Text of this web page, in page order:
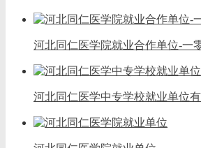
河北同仁医学院就业合作单位-一
河北同仁医学中专学校就业单位